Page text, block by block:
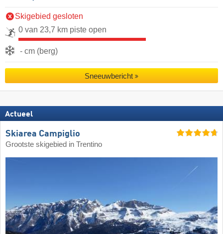
Skigebied gesloten
0 van 23,7 km piste open
- cm (berg)
Sneeuwbericht
Actueel
Skiarea Campiglio
Grootste skigebied in Trentino